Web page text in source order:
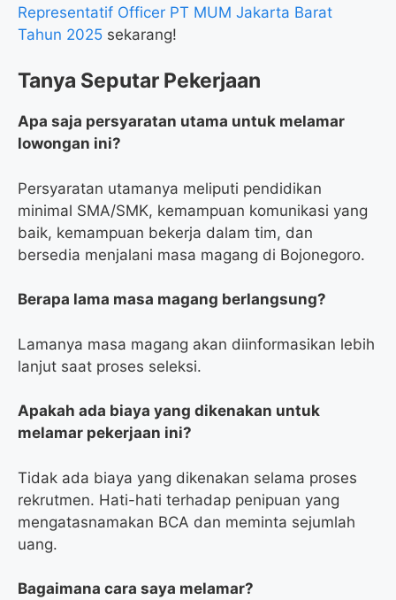
Representatif Officer PT MUM Jakarta Barat
Tahun 2025 sekarang!
Tanya Seputar Pekerjaan
Apa saja persyaratan utama untuk melamar
lowongan ini?
Persyaratan utamanya meliputi pendidikan
minimal SMA/SMK, kemampuan komunikasi yang
baik, kemampuan bekerja dalam tim, dan
bersedia menjalani masa magang di Bojonegoro.
Berapa lama masa magang berlangsung?
Lamanya masa magang akan diinformasikan lebih
lanjut saat proses seleksi.
Apakah ada biaya yang dikenakan untuk
melamar pekerjaan ini?
Tidak ada biaya yang dikenakan selama proses
rekrutmen. Hati-hati terhadap penipuan yang
mengatasnamakan BCA dan meminta sejumlah
uang.
Bagaimana cara saya melamar?